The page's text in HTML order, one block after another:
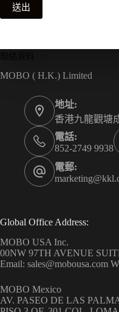
送出
MOBO ( H.K.) Limited
地址:
香港九龍觀塘
電話:
852-2749 9938
電郵:
Global Office Address:
MOBO USA Inc.
00NW 97TH AVENUE
Email: sales@mobousa.com
MOBO Mexico
AV. PASEO DE LAS